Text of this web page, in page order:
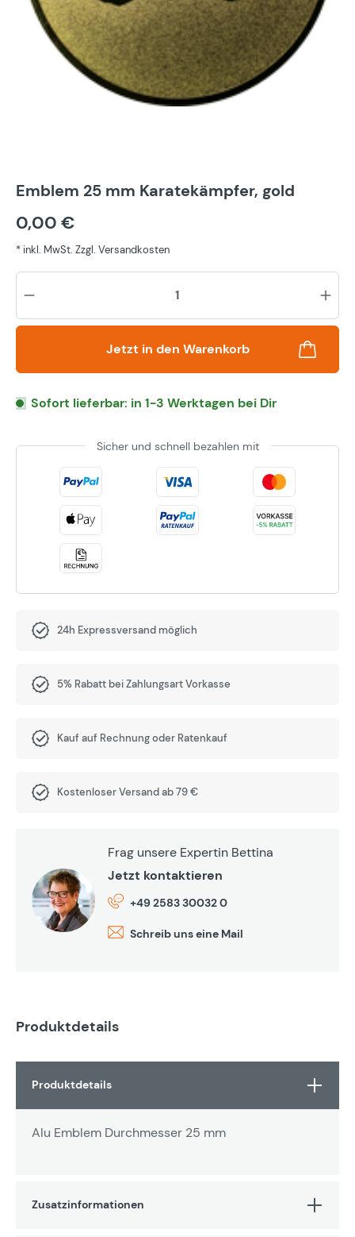
Emblem 25 mm Karatekämpfer, gold
0,00 €
* inkl. MwSt. Zzgl. Versandkosten
Jetzt in den Warenkorb
Sofort lieferbar: in 1-3 Werktagen bei Dir
Sicher und schnell bezahlen mit
24h Expressversand möglich
5% Rabatt bei Zahlungsart Vorkasse
Kauf auf Rechnung oder Ratenkauf
Kostenloser Versand ab 79 €
Frag unsere Expertin Bettina
Jetzt kontaktieren
+49 2583 30032 0
Schreib uns eine Mail
Produktdetails
Produktdetails
Alu Emblem Durchmesser 25 mm
Zusatzinformationen